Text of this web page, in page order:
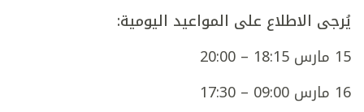
يُرجى الاطلاع على المواعيد اليومية:
15 مارس 18:15 – 20:00
16 مارس 09:00 – 17:30